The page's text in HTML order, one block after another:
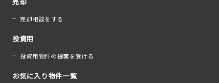
売却相談をする
投資用
投資用物件の提案を受ける
お気に入り物件一覧